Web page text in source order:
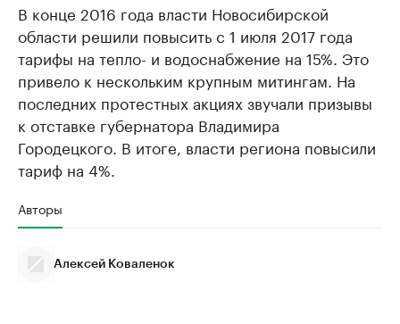
В конце 2016 года власти Новосибирской
области решили повысить с 1 июля 2017 года
тарифы на тепло- и водоснабжение на 15%. Это
привело к нескольким крупным митингам. На
последних протестных акциях звучали призывы
к отставке губернатора Владимира
Городецкого. В итоге, власти региона повысили
тариф на 4%.
Авторы
Алексей Коваленок